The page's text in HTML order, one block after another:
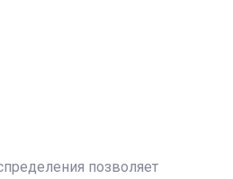
позволяет